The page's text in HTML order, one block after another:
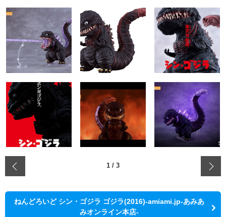
1 / 3
ねんどろいど シン・ゴジラ ゴジラ(2016)-amiami.jp-あみあ
みオンライン本店-